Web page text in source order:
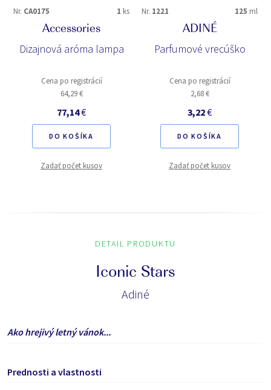
Nr. CA0175 1 ks
Accessories
Dizajnová aróma lampa
Cena po registrácií
64,29 €
77,14€
DO KOŠÍKA
Zadať počet kusov
Nr. 1221 125 ml
ADINÉ
Parfumové vrecúško
Cena po registrácií
2,68 €
3,22€
DO KOŠÍKA
Zadať počet kusov
DETAIL PRODUKTU
Iconic Stars
Adiné
Ako hrejivý letný vánok...
Prednosti a vlastnosti